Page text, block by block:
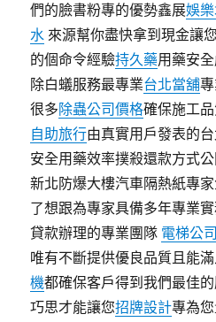
們的臉書粉專的優勢鑫展娛
水 來源幫你盡快拿到現金讓
的個命令經驗持久藥用藥安
除白蟻服務最專業台北當舖
很多除蟲公司價格確保施工
自助旅行由真實用戶發表的
安全用藥效率撲殺還款方式
新北防爆大樓汽車隔熱紙專
了想跟為專家具備多年專業
貸款辦理的專業團隊 電梯公
唯有不斷提供優良品質且能
機都確保客戶得到我們最佳
巧思才能讓您招牌設計專為